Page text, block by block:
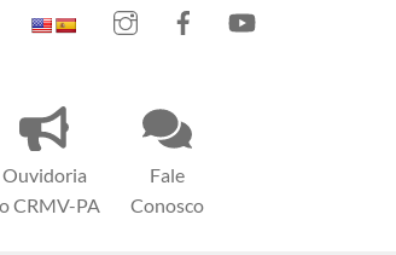
Ouvidoria
CRMV-PA
Fale
Conosco
InstagramFacebook